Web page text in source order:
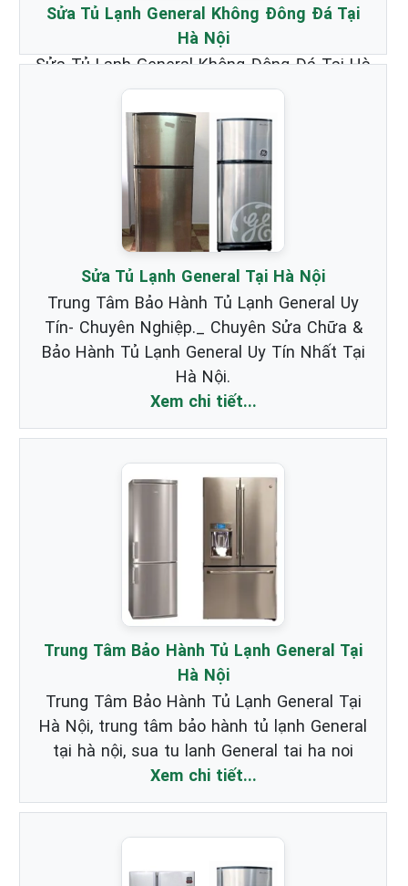
Sửa Tủ Lạnh General Không Đông Đá Tại
Hà Nội
Sửa Tủ Lạnh General Không Đông Đá Tại Hà
Nội _ Chuyên nhận Bảo Hành & Sửa Chữa
Tủ Lạnh Hãng General chất lượng nhất.
Xem chi tiết...
Sửa Tủ Lạnh General Tại Hà Nội
Trung Tâm Bảo Hành Tủ Lạnh General Uy
Tín- Chuyên Nghiệp._ Chuyên Sửa Chữa &
Bảo Hành Tủ Lạnh General Uy Tín Nhất Tại
Hà Nội.
Xem chi tiết...
Trung Tâm Bảo Hành Tủ Lạnh General Tại
Hà Nội
Trung Tâm Bảo Hành Tủ Lạnh General Tại
Hà Nội, trung tâm bảo hành tủ lạnh General
tại hà nội, sua tu lanh General tai ha noi
Xem chi tiết...